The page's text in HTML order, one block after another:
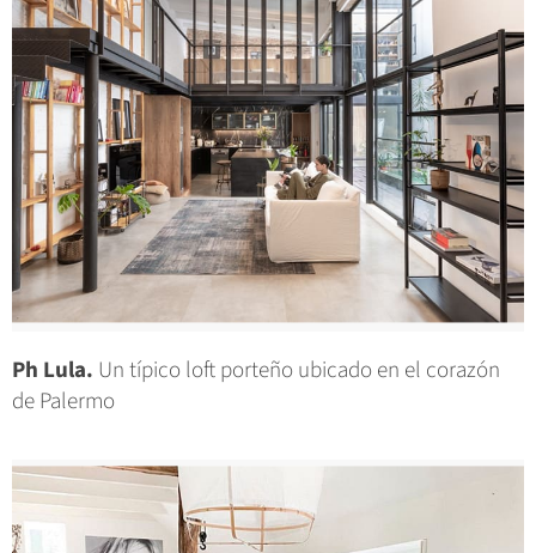
Ph Lula. Un típico loft porteño ubicado en el corazón
de Palermo